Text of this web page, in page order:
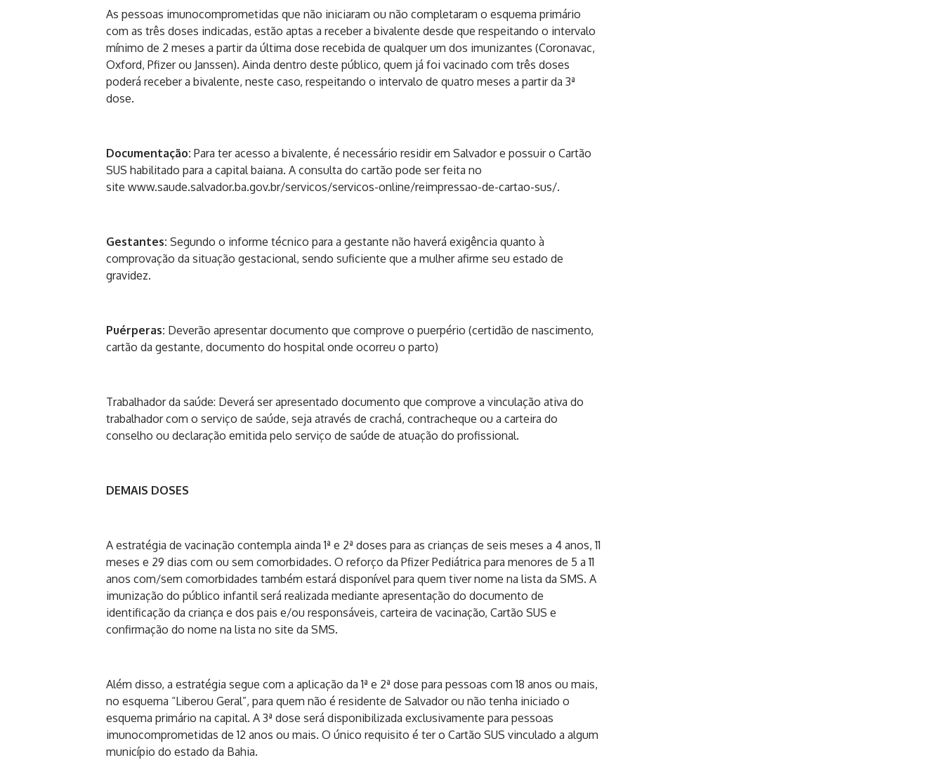
As pessoas imunocomprometidas que não iniciaram ou não completaram o esquema primário
com as três doses indicadas, estão aptas a receber a bivalente desde que respeitando o intervalo
mínimo de 2 meses a partir da última dose recebida de qualquer um dos imunizantes (Coronavac,
Oxford, Pfizer ou Janssen). Ainda dentro deste público, quem já foi vacinado com três doses
poderá receber a bivalente, neste caso, respeitando o intervalo de quatro meses a partir da 3ª
dose.
Documentação: Para ter acesso a bivalente, é necessário residir em Salvador e possuir o Cartão
SUS habilitado para a capital baiana. A consulta do cartão pode ser feita no
site www.saude.salvador.ba.gov.br/servicos/servicos-online/reimpressao-de-cartao-sus/.
Gestantes: Segundo o informe técnico para a gestante não haverá exigência quanto à
comprovação da situação gestacional, sendo suficiente que a mulher afirme seu estado de
gravidez.
Puérperas: Deverão apresentar documento que comprove o puerpério (certidão de nascimento,
cartão da gestante, documento do hospital onde ocorreu o parto)
Trabalhador da saúde: Deverá ser apresentado documento que comprove a vinculação ativa do
trabalhador com o serviço de saúde, seja através de crachá, contracheque ou a carteira do
conselho ou declaração emitida pelo serviço de saúde de atuação do profissional.
DEMAIS DOSES
A estratégia de vacinação contempla ainda 1ª e 2ª doses para as crianças de seis meses a 4 anos, 11
meses e 29 dias com ou sem comorbidades. O reforço da Pfizer Pediátrica para menores de 5 a 11
anos com/sem comorbidades também estará disponível para quem tiver nome na lista da SMS. A
imunização do público infantil será realizada mediante apresentação do documento de
identificação da criança e dos pais e/ou responsáveis, carteira de vacinação, Cartão SUS e
confirmação do nome na lista no site da SMS.
Além disso, a estratégia segue com a aplicação da 1ª e 2ª dose para pessoas com 18 anos ou mais,
no esquema “Liberou Geral”, para quem não é residente de Salvador ou não tenha iniciado o
esquema primário na capital. A 3ª dose será disponibilizada exclusivamente para pessoas
imunocomprometidas de 12 anos ou mais. O único requisito é ter o Cartão SUS vinculado a algum
município do estado da Bahia.